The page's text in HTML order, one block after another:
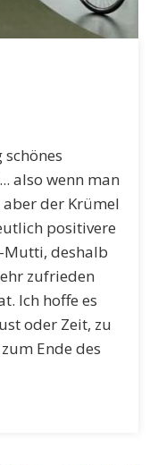
also wenn man
aber der Krümel
positivere
Mutti, deshalb
zufrieden
Ich hoffe es
oder Zeit, zu
Ende des